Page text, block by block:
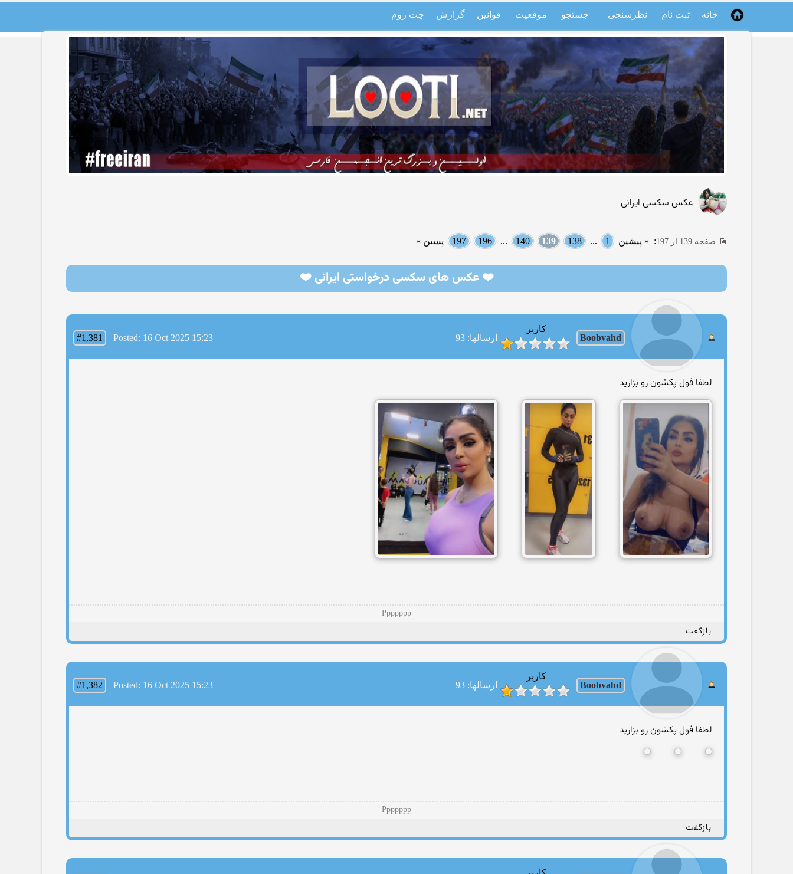
خانه ثبت نام نظرسنجی جستجو موقعیت قوانین گزارش چت روم
عکس سکسی ایرانی
صفحه 139 از 197 : « پیشین 1
...
138
139
140
...
196
197 پسین »
❤️ عکس های سکسی درخواستی ایرانی ❤️
Boobvahd
کاربر
ارسالها: 93
#1,381 Posted: 16 Oct 2025 15:23
لطفا فول پکشون رو بزارید
Ppppppp
بازگفت
Boobvahd
کاربر
ارسالها: 93
#1,382 Posted: 16 Oct 2025 15:23
لطفا فول پکشون رو بزارید
Ppppppp
بازگفت